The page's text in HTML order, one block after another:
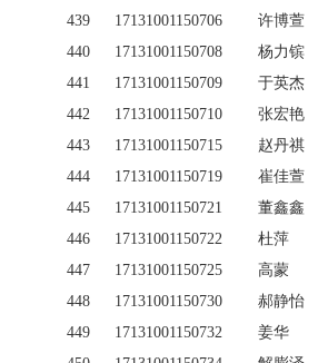
439
17131001150706 许博萱
440
17131001150708 杨力镔
441
17131001150709 于英杰
442
17131001150710 张宏艳
443
17131001150715 赵丹祺
444
17131001150719 崔佳萱
445
17131001150721 董鑫鑫
446
17131001150722 杜萍
447
17131001150725 高蒙
448
17131001150730 郝静怡
449
17131001150732 姜华